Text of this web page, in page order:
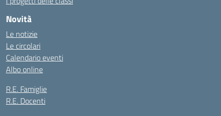
Novità
Le notizie
Le circolari
Calendario eventi
Albo online
R.E. Famiglie
R.E. Docenti